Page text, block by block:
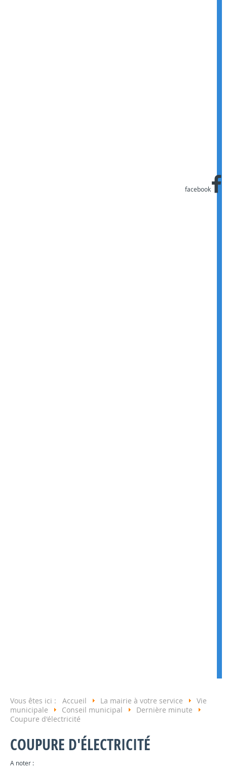
facebook
Vous êtes ici : Accueil La mairie à votre service
Vie
municipale
Conseil municipal
Dernière minute
Coupure d'électricité
COUPURE D'ÉLECTRICITÉ
A noter :